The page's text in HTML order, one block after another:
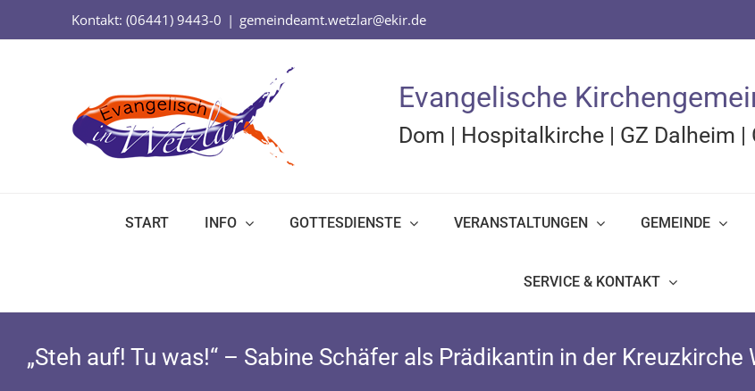
Kontakt: (06441) 9443-0 | gemeindeamt.wetzlar@ekir.de
Evangelische
Dom | Hospitalkirche | GZ Dalheim |
START INFO GOTTESDIENSTE VERANSTALTUNGEN GEMEINDE
SERVICE & KONTAKT
„Steh auf! Tu was!“ – Sabine Schäfer als Prädikantin in der